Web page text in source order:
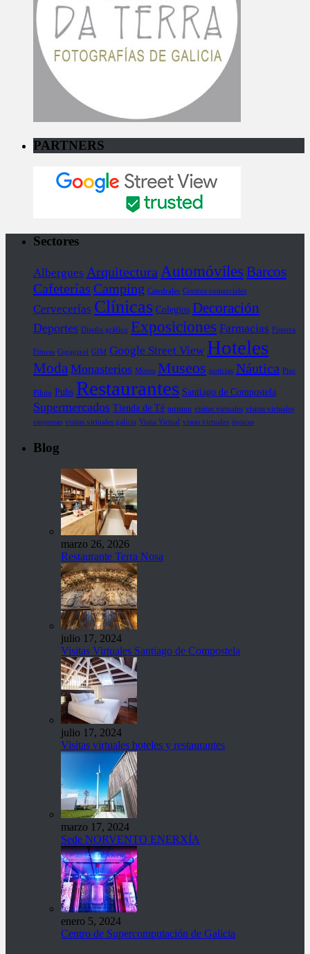
PARTNERS
Sectores
Albergues Arquitectura Automóviles Barcos
Cafeterías Camping Catedrales Centros comerciales
Cervecerías Clínicas Colegios Decoración
Deportes Diseño gráfico Exposiciones Farmacias Fisterra
Fitness Gigapixel GIM Google Street View Hoteles
Moda Monasterios Motos Museos noticias Náutica Piso
Piloto Pubs Restaurantes Santiago de Compostela
Supermercados Tienda de Té turismo visitas virtuales visitas virtuales
empresas visitas virtuales galicia Visita Virtual vistas virtuales ópticas
Blog
marzo 26, 2026
Restaurante Terra Nosa
julio 17, 2024
Visitas Virtuales Santiago de Compostela
julio 17, 2024
Visitas virtuales hoteles y restaurantes
marzo 17, 2024
Sede NORVENTO ENERXÍA
enero 5, 2024
Centro de Supercomputación de Galicia